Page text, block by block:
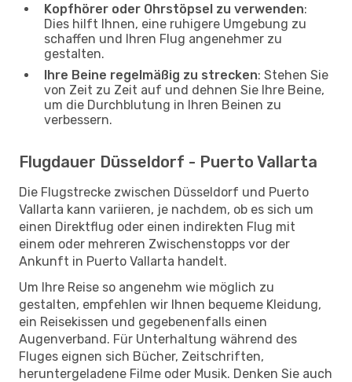
Kopfhörer oder Ohrstöpsel zu verwenden:
Dies hilft Ihnen, eine ruhigere Umgebung zu
schaffen und Ihren Flug angenehmer zu
gestalten.
Ihre Beine regelmäßig zu strecken: Stehen Sie
von Zeit zu Zeit auf und dehnen Sie Ihre Beine,
um die Durchblutung in Ihren Beinen zu
verbessern.
Flugdauer Düsseldorf - Puerto Vallarta
Die Flugstrecke zwischen Düsseldorf und Puerto
Vallarta kann variieren, je nachdem, ob es sich um
einen Direktflug oder einen indirekten Flug mit
einem oder mehreren Zwischenstopps vor der
Ankunft in Puerto Vallarta handelt.
Um Ihre Reise so angenehm wie möglich zu
gestalten, empfehlen wir Ihnen bequeme Kleidung,
ein Reisekissen und gegebenenfalls einen
Augenverband. Für Unterhaltung während des
Fluges eignen sich Bücher, Zeitschriften,
heruntergeladene Filme oder Musik. Denken Sie auch